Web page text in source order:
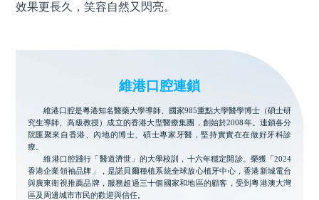
效果更長久，笑容自然又閃亮。
維港口腔連鎖
維港口腔是粵港知名醫藥大學導師、國家985重點大學醫學博士（碩士研
究生導師、高級教授）成立的香港大型醫療集團，創始於2008年。連鎖各分
院匯聚來自香港、內地的博士、碩士專家牙醫，堅持實實在在做好牙科診
療。
維港口腔踐行「醫道濟世」的大學校訓，十六年穩定開診。榮獲「2024
香港企業領袖品牌」，是諾貝爾種植系統全球放心植牙中心，香港新城電台
與廣東衛視推薦品牌，服務超過三十個國家和地區的顧客，受到粵港澳大灣
區及周邊城市市民的歡迎與信任。